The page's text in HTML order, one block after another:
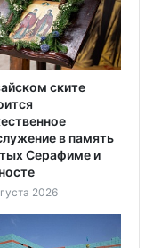
ските
в память
Серафиме и
2026